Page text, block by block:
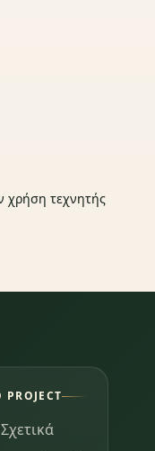
χρήση τεχνητής
PROJECT
Σχετικά